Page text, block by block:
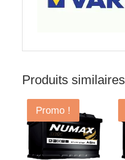
Produits similaires
Promo !